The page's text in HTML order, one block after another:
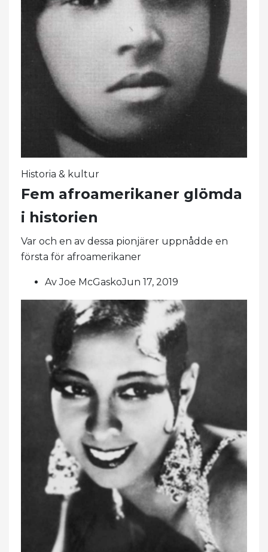
Historia & kultur
Fem afroamerikaner glömda
i historien
Var och en av dessa pionjärer uppnådde en
första för afroamerikaner
Av Joe McGaskoJun 17, 2019